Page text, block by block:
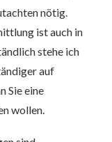
nötig.
ist auch in
stehe ich
auf
Sie eine
wollen.